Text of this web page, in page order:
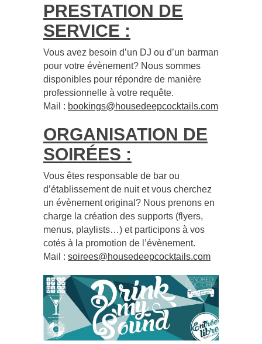
PRESTATION DE
SERVICE :
Vous avez besoin d’un DJ ou d’un barman
pour votre évènement? Nous sommes
disponibles pour répondre de manière
professionnelle à votre requête.
Mail : bookings@housedeepcocktails.com
ORGANISATION DE
SOIRÉES :
Vous êtes responsable de bar ou
d’établissement de nuit et vous cherchez
un évènement original? Nous prenons en
charge la création des supports (flyers,
menus, playlists…) et participons à vos
cotés à la promotion de l’évènement.
Mail : soirees@housedeepcocktails.com